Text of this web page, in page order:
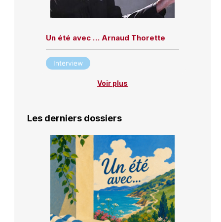
Un été avec … Arnaud Thorette
Interview
Voir plus
Les derniers dossiers